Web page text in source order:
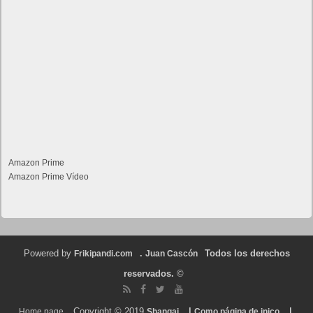
Amazon Prime
Amazon Prime Vídeo
Powered by Frikipandi.com . Juan Cascón
Todos los derechos
reservados. ©